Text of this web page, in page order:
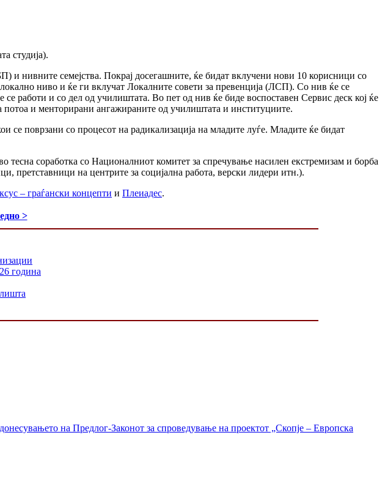
студија).
и нивните семејства. Покрај досегашните, ќе бидат вклучени нови 10 корисници со
ниво и ќе ги вклучат Локалните совети за превенција (ЛСП). Со нив ќе се
работи и со дел од училиштата. Во пет од нив ќе биде воспоставен Сервис деск кој ќе
и менторирани ангажираните од училиштата и институциите.
се поврзани со процесот на радикализација на младите луѓе. Младите ќе бидат
соработка со Националниот комитет за спречување насилен екстремизам и борба
на центрите за социјална работа, верски лидери итн.).
– граѓански концепти и Плеиадес.
>
година
на Предлог-Законот за спроведување на проектот „Скопје – Европска